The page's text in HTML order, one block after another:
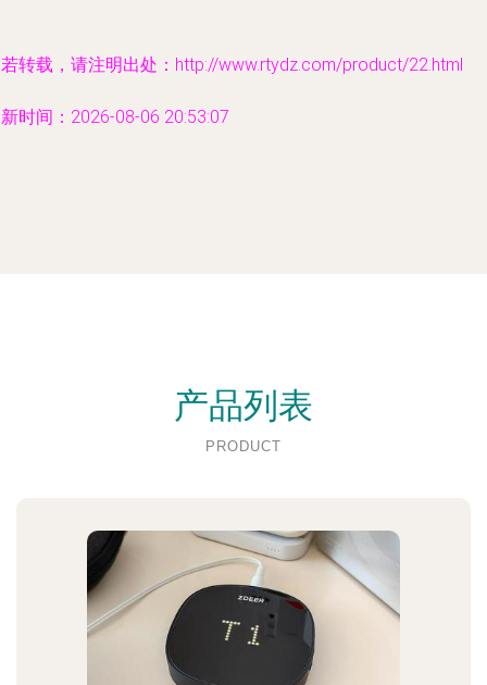
转载，请注明出处：http://www.rtydz.com/product/22.html
时间：2026-08-06 20:53:07
产品列表
PRODUCT